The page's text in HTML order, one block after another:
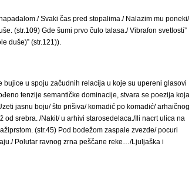
Svaki čas pred stopalima./ Nalazim mu poneki/
(str.109) Gde šumi prvo čulo talasa./ Vibrafon svetlosti”
duše)” (str.121)).
u spoju začudnih relacija u koje su upereni glasovi
tenzije semantičke dominacije, stvara se poezija koja
jasnu boju/ što prišiva/ komadić po komadić/ arhaičnog
od srebra. /Nakit/ u arhivi starosedelaca./Ili nacrt ulica na
(str.45) Pod bodežom zaspale zvezde/ pocuri
Polutar ravnog zrna peščane reke…/Ljulјaška i